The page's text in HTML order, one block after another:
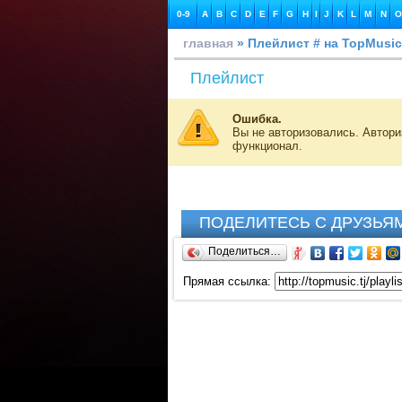
0-9 A B C D E F G H I J K L M N O
главная » Плейлист # на TopMusic
Плейлист
Ошибка.
Вы не авторизовались.
функционал.
ПОДЕЛИТЕСЬ С
Поделиться…
Прямая ссылка: